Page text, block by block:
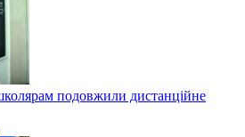
подовжили дистанційне